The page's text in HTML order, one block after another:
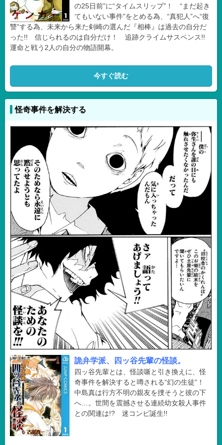
の25日前”に“タイムスリップ”！ “まだ起き
てもいない事件”をとめる為、“真犯人”へ“復
讐”する為、未来から来た剣崎の選んだ『相棒』は過去の自分だ
った!! 信じられるのは自分だけ！ 追跡クライムサスペンス!!
運命と戦う2人の自分の物語開幕。
今すぐ読む
怪奇事件を解決する
詭弁学派、四ッ谷先輩の怪談。
四ッ谷先輩とは、怪談噺と引き換えに、怪
奇事件を解決すると噂される“幻の生徒”！
中島真は行方不明の親友を捜そうと彼の下
へ…。世間を震撼させる連続幼女殺人事件
との関連は!? 迷コンビ誕生!!